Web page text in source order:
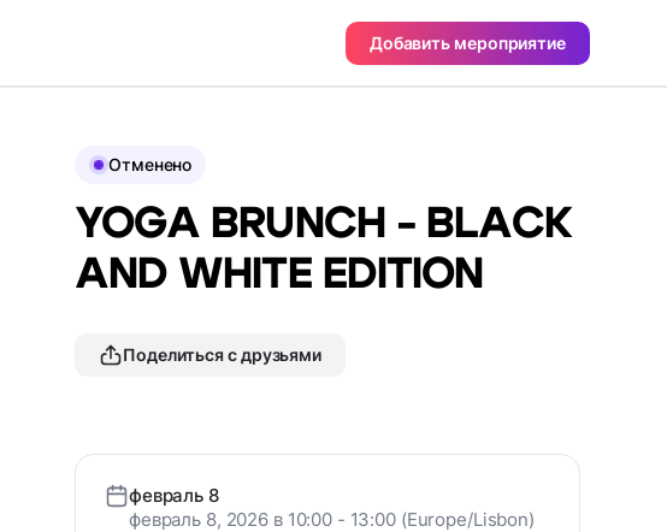
Добавить мероприятие
Отменено
YOGA BRUNCH - BLACK
AND WHITE EDITION
Поделиться с друзьями
февраль 8
февраль 8, 2026 в 10:00 - 13:00 (Europe/Lisbon)